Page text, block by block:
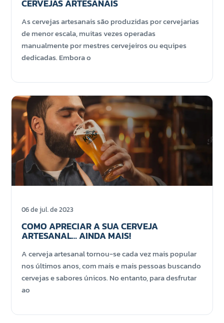
CERVEJAS ARTESANAIS
As cervejas artesanais são produzidas por cervejarias
de menor escala, muitas vezes operadas
manualmente por mestres cervejeiros ou equipes
dedicadas. Embora o
06 de jul. de 2023
COMO APRECIAR A SUA CERVEJA
ARTESANAL… AINDA MAIS!
A cerveja artesanal tornou-se cada vez mais popular
nos últimos anos, com mais e mais pessoas buscando
cervejas e sabores únicos. No entanto, para desfrutar
ao